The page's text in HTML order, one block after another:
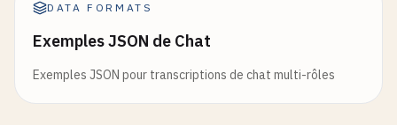
DATA FORMATS
Exemples JSON de Chat
Exemples JSON pour transcriptions de chat multi-rôles